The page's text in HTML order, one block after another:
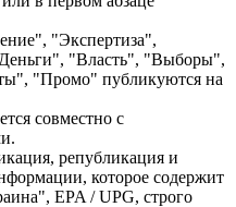
"Экспертиза",
"Власть", "Выборы",
"Промо" публикуются на
совместно с
републикация и
которое содержит
EPA / UPG, строго